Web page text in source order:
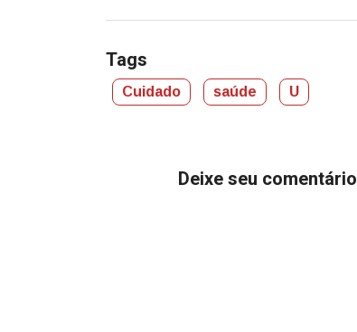
Tags
Cuidado saúde U
Deixe seu comentário